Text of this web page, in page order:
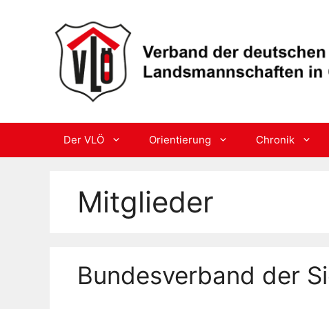
Der VLÖ Orientierung Chronik
Mitglieder
Bundesverband der